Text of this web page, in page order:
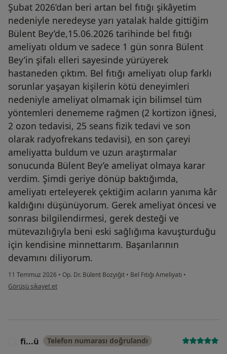
Şubat 2026’dan beri artan bel fıtığı şikâyetim
nedeniyle neredeyse yarı yatalak halde gittiğim
Bülent Bey’de,15.06.2026 tarihinde bel fıtığı
ameliyatı oldum ve sadece 1 gün sonra Bülent
Bey’in şifalı elleri sayesinde yürüyerek
hastaneden çıktım. Bel fıtığı ameliyatı olup farklı
sorunlar yaşayan kişilerin kötü deneyimleri
nedeniyle ameliyat olmamak için bilimsel tüm
yöntemleri denememe rağmen (2 kortizon iğnesi,
2 ozon tedavisi, 25 seans fizik tedavi ve son
olarak radyofrekans tedavisi), en son çareyi
ameliyatta buldum ve uzun araştırmalar
sonucunda Bülent Bey’e ameliyat olmaya karar
verdim. Şimdi geriye dönüp baktığımda,
ameliyatı erteleyerek çektiğim acıların yanıma kâr
kaldığını düşünüyorum. Gerek ameliyat öncesi ve
sonrası bilgilendirmesi, gerek desteği ve
mütevazılığıyla beni eski sağlığıma kavuşturduğu
için kendisine minnettarım. Başarılarının
devamını diliyorum.
11 Temmuz 2026 • Op. Dr. Bülent Bozyiğit • Bel Fıtığı Ameliyatı •
kullanıcının görüşüne göre m....k
Görüşü şikayet et
fi...ü Telefon numarası doğrulandı